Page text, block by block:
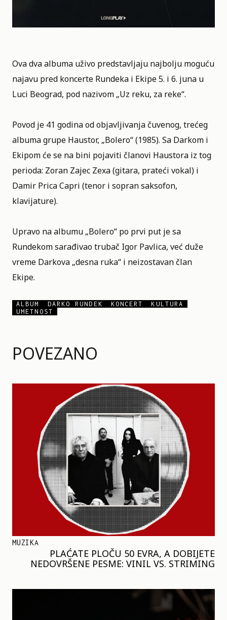
POVEZANO
MUZIKA
PLAĆATE PLOČU 50 EVRA, A DOBIJETE
NEDOVRŠENE PESME: VINIL VS. STRIMING
Ova dva albuma uživo predstavljaju najbolju moguću
najavu pred koncerte Rundeka i Ekipe 5. i 6. juna u
Luci Beograd, pod nazivom „Uz reku, za reke“.
Povod je 41 godina od objavljivanja čuvenog, trećeg
albuma grupe Haustor, „Bolero“ (1985). Sa Darkom i
Ekipom će se na bini pojaviti članovi Haustora iz tog
perioda: Zoran Zajec Zexa (gitara, prateći vokal) i
Damir Prica Capri (tenor i sopran saksofon,
klavijature).
Upravo na albumu „Bolero“ po prvi put je sa
Rundekom sarađivao trubač Igor Pavlica, već duže
vreme Darkova „desna ruka“ i neizostavan član
Ekipe.
ALBUM DARKO RUNDEK KONCERT
KULTURA
UMETNOST